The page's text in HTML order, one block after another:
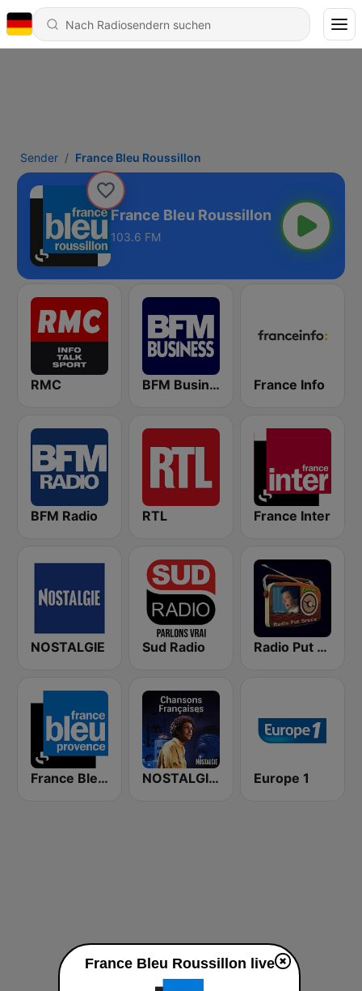
Sender France Bleu Roussillon
France Bleu Roussillon
103.6 FM
RMC BFM Business 100.8 FM France Info
BFM Radio RTL France Inter
NOSTALGIE Sud Radio Radio Put Sreće
France Bleu Provence NOSTALGIE CHANSONS FRANCAISES Europe 1
France Bleu Roussillon live